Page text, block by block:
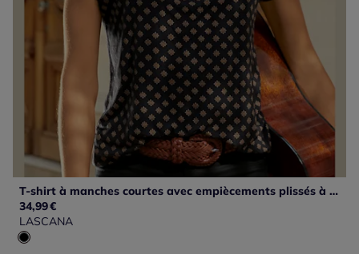
T-shirt à manches courtes avec empiècements plissés à l'encolure et motif géométrique
34,99€
LASCANA